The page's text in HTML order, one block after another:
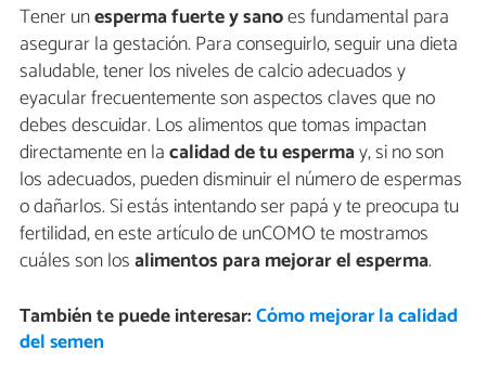
Tener unesperma fuerte y sanoes fundamental para
asegurar la gestación. Para conseguirlo, seguir una dieta
saludable, tener los niveles de calcio adecuados y
eyacular frecuentemente son aspectos claves que no
debes descuidar. Los alimentos que tomas impactan
directamente en lacalidad de tu espermay, si no son
los adecuados, pueden disminuir el número de espermas
o dañarlos. Si estás intentando ser papá y te preocupa tu
fertilidad, en este artículo de unCOMO te mostramos
cuáles son losalimentos para mejorar el esperma.
También te puede interesar:Cómo mejorar la calidad
del semen